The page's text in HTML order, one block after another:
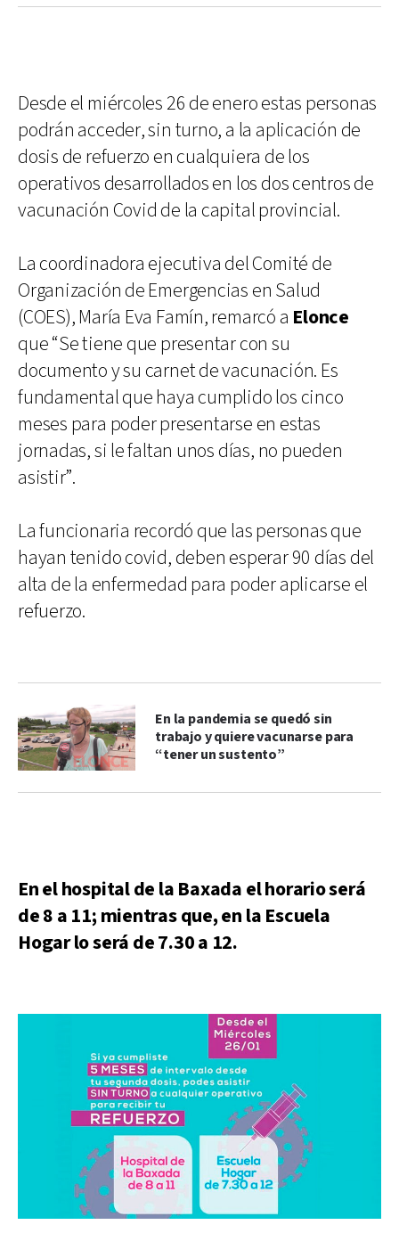
Desde el miércoles 26 de enero estas personas
podrán acceder, sin turno, a la aplicación de
dosis de refuerzo en cualquiera de los
operativos desarrollados en los dos centros de
vacunación Covid de la capital provincial.
La coordinadora ejecutiva del Comité de
Organización de Emergencias en Salud
(COES), María Eva Famín, remarcó a Elonce
que “Se tiene que presentar con su
documento y su carnet de vacunación. Es
fundamental que haya cumplido los cinco
meses para poder presentarse en estas
jornadas, si le faltan unos días, no pueden
asistir”.
La funcionaria recordó que las personas que
hayan tenido covid, deben esperar 90 días del
alta de la enfermedad para poder aplicarse el
refuerzo.
En la pandemia se quedó sin
trabajo y quiere vacunarse para
“tener un sustento”
En el hospital de la Baxada el horario será
de 8 a 11; mientras que, en la Escuela
Hogar lo será de 7.30 a 12.